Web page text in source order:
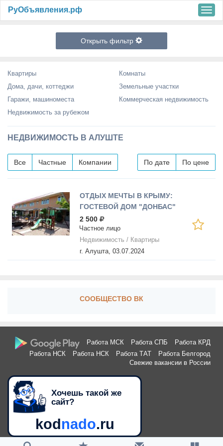
РуОбъявления.рф
m
e
Открыть фильтр
Квартиры
Комнаты
Дома, дачи, коттеджи
Земельные участки
Гаражи, машиноместа
Коммерческая недвижимость
Недвижимость за рубежом
НЕДВИЖИМОСТЬ В АЛУШТЕ
Все Частные Компании По дате По цене
ОТДЫХ МЕЧТЫ В КРЫМУ:
ГОСТЕВОЙ ДОМ "ДОНБАС"
В СОЛНЕЧНОГОРСКОМ
(АЛУШТА)
2 500
Частное лицо
Недвижимость / Квартиры
г. Алушта, 03.07.2024
СООБЩЕСТВО ВК
Работа МСК Работа СПБ
Работа КРД
Работа НСК
Работа НСК Работа ТАТ
Работа Белгород
Свежие вакансии в России
Хочешь такой же
сайт?
kodnado.ru